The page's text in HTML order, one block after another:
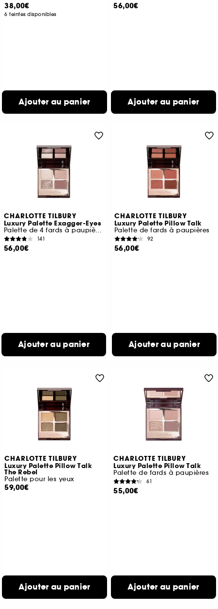
38,00€
6 teintes disponibles
Ajouter au panier
56,00€
Ajouter au panier
CHARLOTTE TILBURY
Luxury Palette Exagger-Eyes
Palette de 4 fards à paupières
141
56,00€
Ajouter au panier
CHARLOTTE TILBURY
Luxury Palette Pillow Talk
Palette de fards à paupières
92
56,00€
Ajouter au panier
CHARLOTTE TILBURY
Luxury Palette Pillow Talk
The Rebel
Palette pour les yeux
59,00€
Ajouter au panier
CHARLOTTE TILBURY
Luxury Palette Pillow Talk
Palette de fards à paupières
61
55,00€
Ajouter au panier